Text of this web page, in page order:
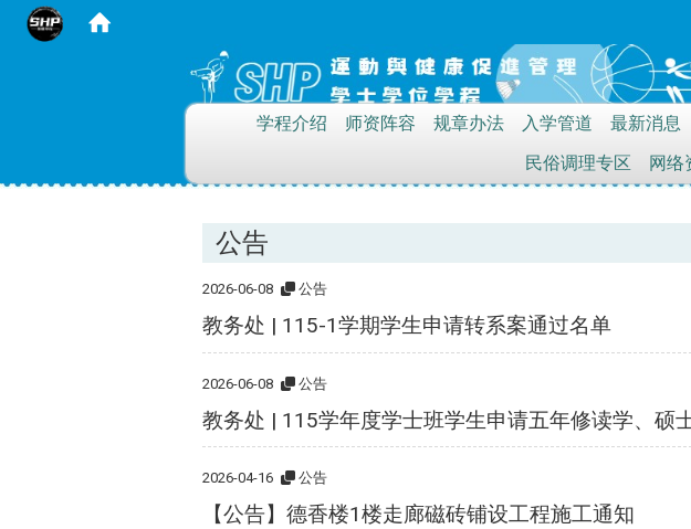
::: 学程介绍 师资阵容 规章办法 入学管道 最新消息
民俗调理专区
网络
公告
2026-06-08 公告
教务处 | 115-1学期学生申请转系案通过名单
2026-06-08 公告
教务处 | 115学年度学士班学生申请五年修读学、硕
2026-04-16 公告
【公告】德香楼1楼走廊磁砖铺设工程施工通知